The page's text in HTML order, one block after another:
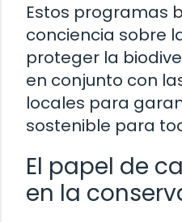
Estos programas
conciencia sobre
proteger la
en conjunto con
locales para
sostenible para
El papel de
en la